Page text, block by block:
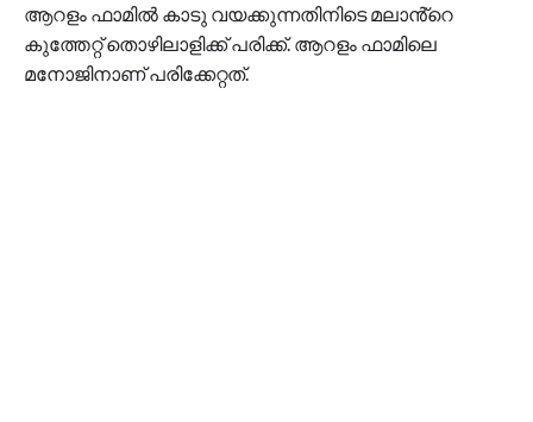
ആറളം ഫാമിൽ കാടു വയക്കുന്നതിനിടെ മലാൻ്റെ
കുത്തേറ്റ് തൊഴിലാളിക്ക് പരിക്ക്. ആറളം ഫാമിലെ
മനോജിനാണ് പരിക്കേറ്റത്.